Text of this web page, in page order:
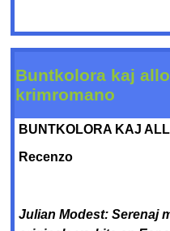
Buntkolora kaj
krimromano
BUNTKOLORA KAJ
Recenzo
Julian Modest: Serenaj